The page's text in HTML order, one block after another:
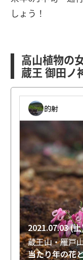
しょう！
高山植物の
蔵王 御田ノ